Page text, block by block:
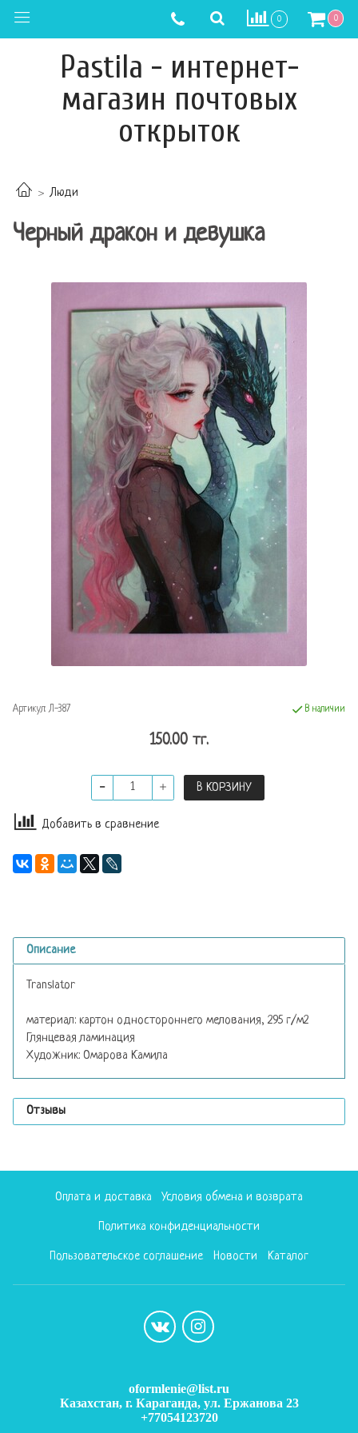
0 0
Pastila - интернет-
магазин почтовых
открыток
Люди
Черный дракон и девушка
Артикул: Л-387 В наличии
150.00 тг.
В КОРЗИНУ
Добавить в сравнение
Описание
Translator
материал: картон одностороннего мелования, 295 г/м2
Глянцевая ламинация
Художник: Омарова Камила
Отзывы
Оплата и доставка Условия обмена и возврата
Политика конфиденциальности
Пользовательское соглашение Новости Каталог
oformlenie@list.ru
Казахстан, г. Караганда, ул. Ержанова 23
+77054123720